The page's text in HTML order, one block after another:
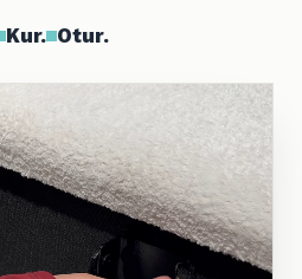
Kur. Otur.